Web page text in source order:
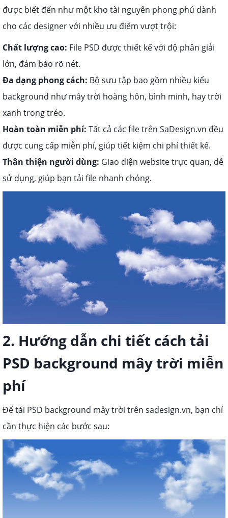
được biết đến như một kho tài nguyên phong phú dành
cho các designer với nhiều ưu điểm vượt trội:
Chất lượng cao: File PSD được thiết kế với độ phân giải
lớn, đảm bảo rõ nét.
Đa dạng phong cách: Bộ sưu tập bao gồm nhiều kiểu
background như mây trời hoàng hôn, bình minh, hay trời
xanh trong trẻo.
Hoàn toàn miễn phí: Tất cả các file trên SaDesign.vn đều
được cung cấp miễn phí, giúp tiết kiệm chi phí thiết kế.
Thân thiện người dùng: Giao diện website trực quan, dễ
sử dụng, giúp bạn tải file nhanh chóng.
2. Hướng dẫn chi tiết cách tải
PSD background mây trời miễn
phí
Để tải PSD background mây trời trên sadesign.vn, bạn chỉ
cần thực hiện các bước sau: